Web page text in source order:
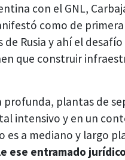
con el GNL,
como de
de Rusia y ahí el
que construir
profunda, plantas de
intensivo y en un
es a mediano y largo
ese entramado